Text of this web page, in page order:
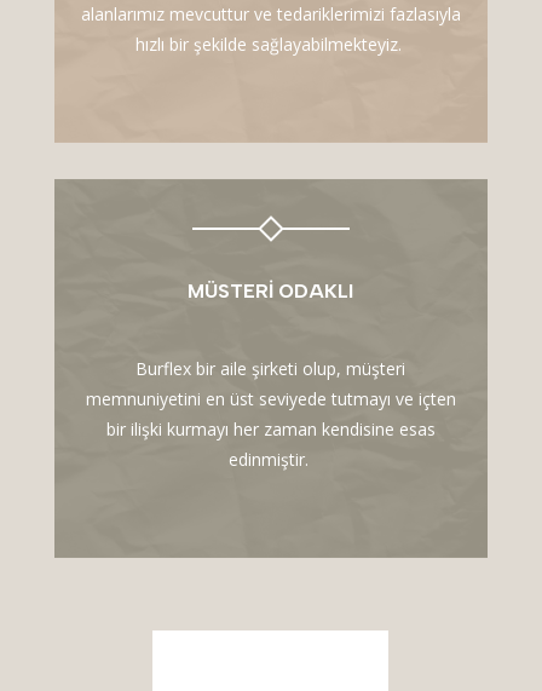
alanlarımız mevcuttur ve tedariklerimizi fazlasıyla
hızlı bir şekilde sağlayabilmekteyiz.
MÜSTERI ODAKLI
Burflex bir aile şirketi olup, müşteri
memnuniyetini en üst seviyede tutmayı ve içten
bir ilişki kurmayı her zaman kendisine esas
edinmiştir.